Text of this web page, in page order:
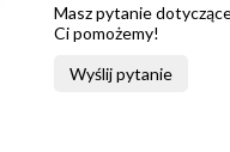
Masz pytanie
Ci pomożemy!
Wyślij pytanie